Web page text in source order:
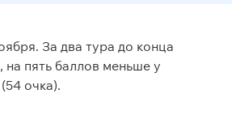
За два тура до конца
пять баллов меньше у
очка).